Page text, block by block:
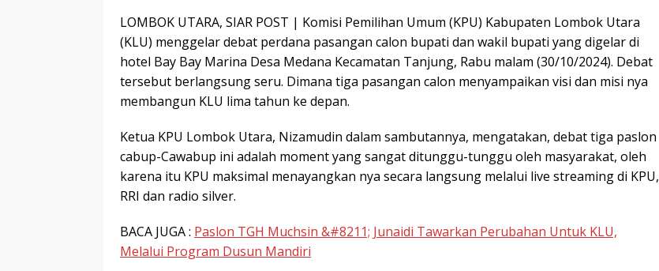
LOMBOK UTARA, SIAR POST | Komisi Pemilihan Umum (KPU) Kabupaten Lombok Utara
(KLU) menggelar debat perdana pasangan calon bupati dan wakil bupati yang digelar di
hotel Bay Bay Marina Desa Medana Kecamatan Tanjung, Rabu malam (30/10/2024). Debat
tersebut berlangsung seru. Dimana tiga pasangan calon menyampaikan visi dan misi nya
membangun KLU lima tahun ke depan.
Ketua KPU Lombok Utara, Nizamudin dalam sambutannya, mengatakan, debat tiga paslon
cabup-Cawabup ini adalah moment yang sangat ditunggu-tunggu oleh masyarakat, oleh
karena itu KPU maksimal menayangkan nya secara langsung melalui live streaming di KPU,
RRI dan radio silver.
BACA JUGA : Paslon TGH Muchsin &#8211; Junaidi Tawarkan Perubahan Untuk KLU,
Melalui Program Dusun Mandiri